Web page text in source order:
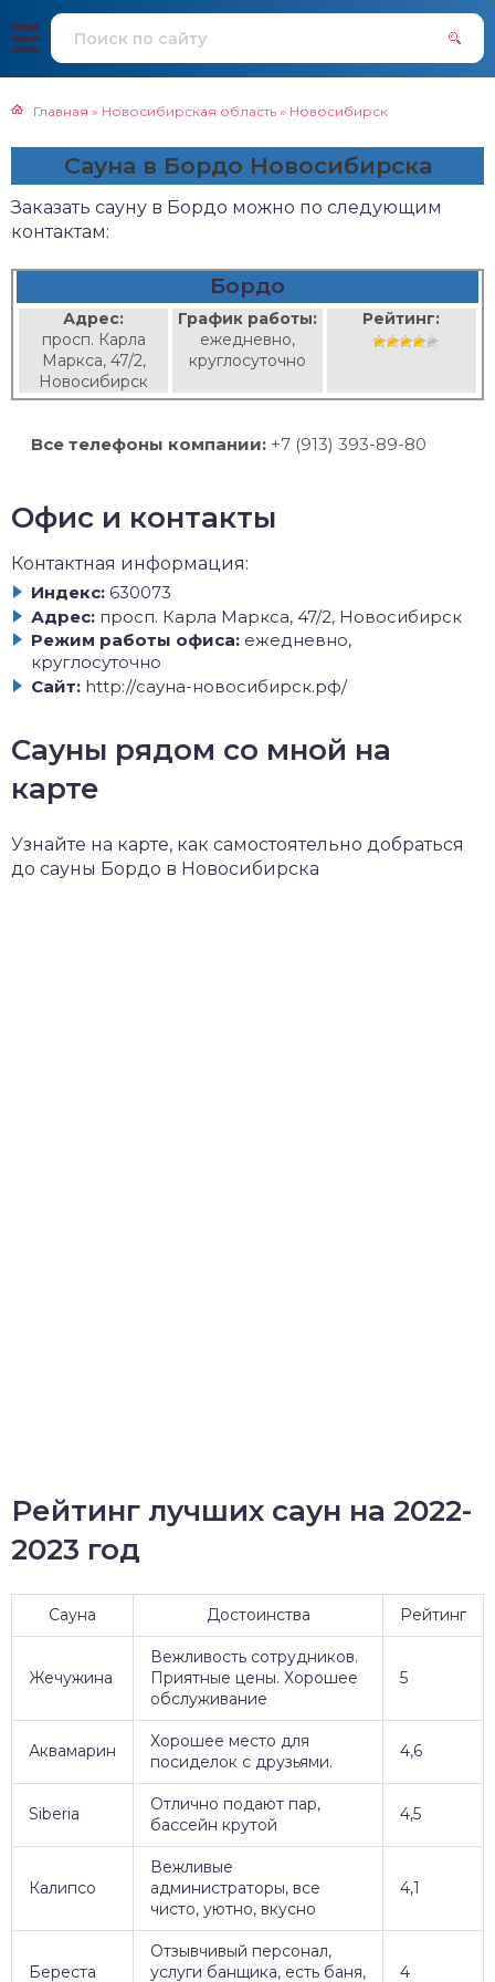
Главная » Новосибирская область » Новосибирск
Сауна в Бордо Новосибирска
Заказать сауну в Бордо можно по следующим
контактам:
Бордо
Адрес:
просп. Карла
Маркса, 47/2,
Новосибирск
График работы:
ежедневно,
круглосуточно
Рейтинг:
Все телефоны компании: +7 (913) 393-89-80
Офис и контакты
Контактная информация:
Индекс: 630073
Адрес: просп. Карла Маркса, 47/2, Новосибирск
Режим работы офиса: ежедневно,
круглосуточно
Сайт: http://сауна-новосибирск.рф/
Сауны рядом со мной на
карте
Узнайте на карте, как самостоятельно добраться
до сауны Бордо в Новосибирска
Рейтинг лучших саун на 2022-
2023 год
Сауна Достоинства Рейтинг
Жечужина
Вежливость сотрудников.
Приятные цены. Хорошее
обслуживание
5
Аквамарин
Хорошее место для
посиделок с друзьями.
4,6
Siberia
Отлично подают пар,
бассейн крутой
4,5
Калипсо
Вежливые
администраторы, все
чисто, уютно, вкусно
4,1
Береста
Отзывчивый персонал,
услуги банщика, есть баня,
4